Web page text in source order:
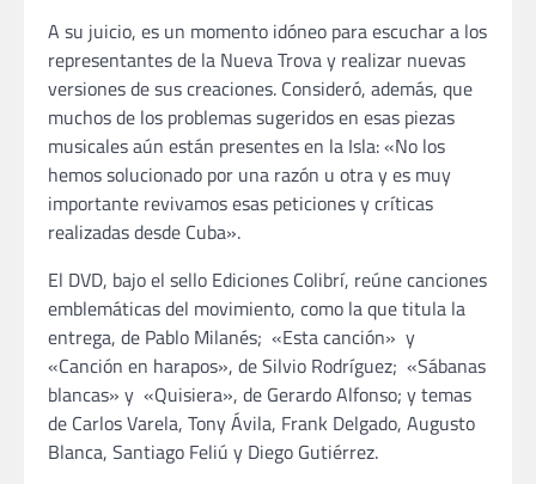
A su juicio, es un momento idóneo para escuchar a los
representantes de la Nueva Trova y realizar nuevas
versiones de sus creaciones. Consideró, además, que
muchos de los problemas sugeridos en esas piezas
musicales aún están presentes en la Isla: «No los
hemos solucionado por una razón u otra y es muy
importante revivamos esas peticiones y críticas
realizadas desde Cuba».
El DVD, bajo el sello Ediciones Colibrí, reúne canciones
emblemáticas del movimiento, como la que titula la
entrega, de Pablo Milanés; «Esta canción» y
«Canción en harapos», de Silvio Rodríguez; «Sábanas
blancas» y «Quisiera», de Gerardo Alfonso; y temas
de Carlos Varela, Tony Ávila, Frank Delgado, Augusto
Blanca, Santiago Feliú y Diego Gutiérrez.